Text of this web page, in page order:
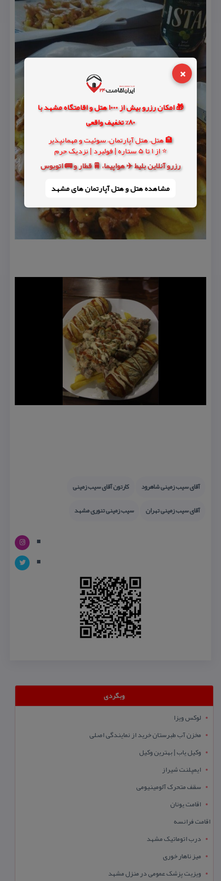
×
🎁 امکان رزرو بیش از 1000 هتل و اقامتگاه مشهد با
80% تخفیف واقعی
🏨 هتل، هتل آپارتمان، سوئیت و مهمانپذیر
⭐ از 1 تا 5 ستاره | فولبرد | نزدیک حرم
رزرو آنلاین بلیط ✈️ هواپیما، 🚆 قطار و 🚌 اتوبوس
مشاهده هتل و هتل‌ آپارتمان های مشهد
آقای سیب زمینی شاهرود
كارتون آقای سیب زمینی
آقای سیب زمینی تهران
سیب زمینی تنوری مشهد
وبگردی
لوکس ویزا
مخزن آب طبرستان خرید از نمایندگی اصلی
وکیل یاب | بهترین وکیل
ایمپلنت شیراز
سقف متحرک آلومینیومی
اقامت یونان
اقامت فرانسه
درب اتوماتیک مشهد
میز ناهار خوری
ویزیت پزشک عمومی در منزل مشهد